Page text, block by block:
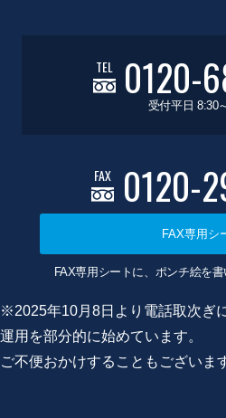
TEL 0120-
受付平日 8:30
FAX 0120-
FAX専用シ
FAX専用シートに、ポンチ絵を書
※2025年10月8日より電話取次ぎ
運用を部分的に始めています。
ご不便おかけすることもございま